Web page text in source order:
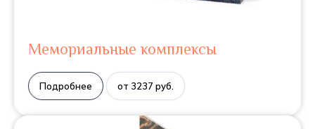
Мемориальные комплексы
Подробнее от 3237 руб.